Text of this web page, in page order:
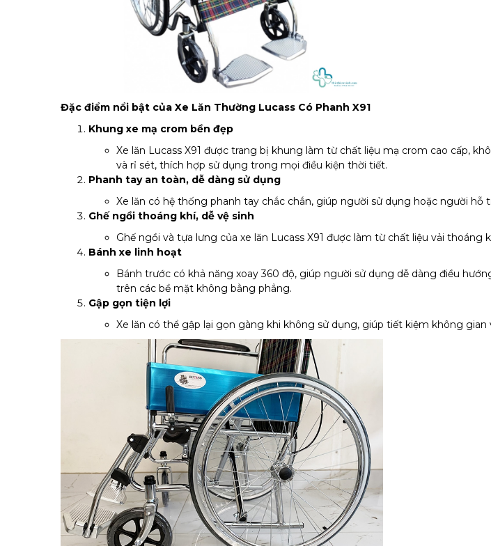
Đặc điểm nổi bật của Xe Lăn Thường Lucass Có Phanh X91
Khung xe mạ crom bền đẹp
Xe lăn Lucass X91 được trang bị khung làm từ chất liệu mạ crom cao cấp,
và rỉ sét, thích hợp sử dụng trong mọi điều kiện thời tiết.
Phanh tay an toàn, dễ dàng sử dụng
Xe lăn có hệ thống phanh tay chắc chắn, giúp người sử dụng hoặc người
Ghế ngồi thoáng khí, dễ vệ sinh
Ghế ngồi và tựa lưng của xe lăn Lucass X91 được làm từ chất liệu vải
Bánh xe linh hoạt
Bánh trước có khả năng xoay 360 độ, giúp người sử dụng dễ dàng điều
trên các bề mặt không bằng phẳng.
Gập gọn tiện lợi
Xe lăn có thể gập lại gọn gàng khi không sử dụng, giúp tiết kiệm không gian